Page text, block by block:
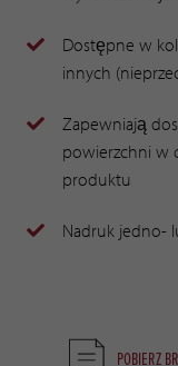
Dostępne w
innych
Zapewniają
powierzchni w
produktu
Nadruk jedno-
POBIERZ